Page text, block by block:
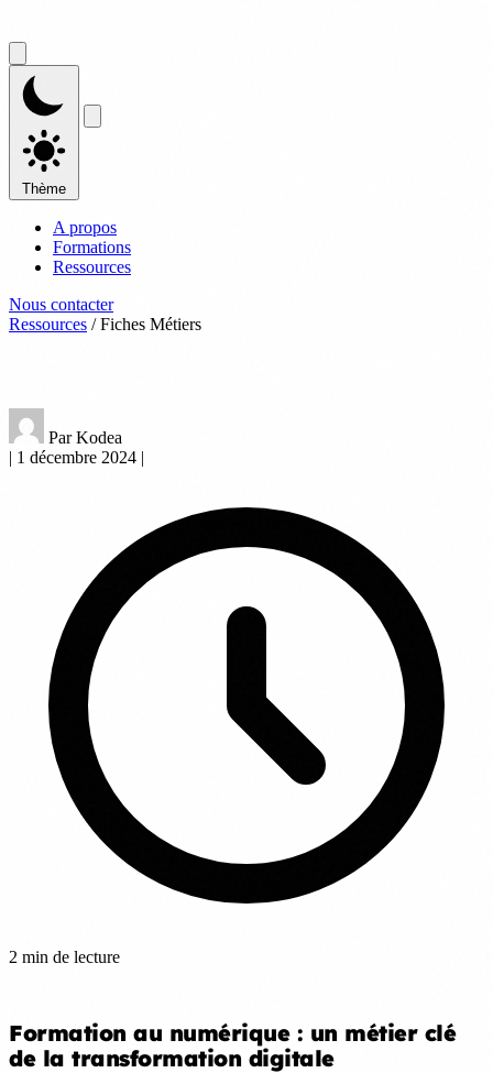
Thème
A propos
Formations
Ressources
Nous contacter
Ressources / Fiches Métiers
Par Kodea
| 1 décembre 2024 |
2 min de lecture
Formation au numérique : un métier clé
de la transformation digitale